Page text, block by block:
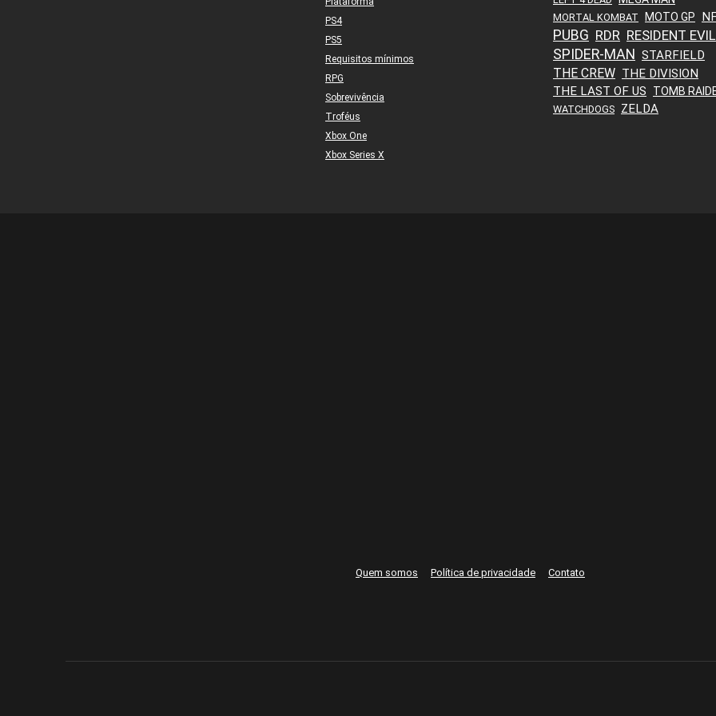
PS4
PS5
Requisitos mínimos
RPG
Sobrevivência
Troféus
Xbox One
Xbox Series X
MORTAL KOMBAT MOTO GP
PUBG RDR RESIDENT EVIL
SPIDER-MAN STARFIELD
THE CREW THE DIVISION
THE LAST OF US
TOMB
WATCHDOGS ZELDA
Quem somos Política de privacidade Contato